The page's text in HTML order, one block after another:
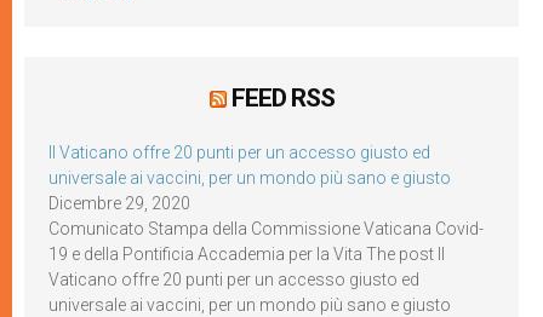
FEED RSS
Il Vaticano offre 20 punti per un accesso giusto ed
universale ai vaccini, per un mondo più sano e giusto
Dicembre 29, 2020
Comunicato Stampa della Commissione Vaticana Covid-
19 e della Pontificia Accademia per la Vita The post Il
Vaticano offre 20 punti per un accesso giusto ed
universale ai vaccini, per un mondo più sano e giusto